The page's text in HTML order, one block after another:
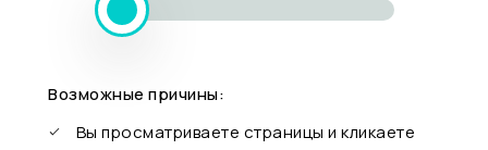
Возможные причины:
Вы просматриваете страницы и кликаете